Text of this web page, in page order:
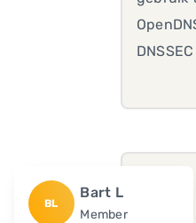
BL
Bart L
Member